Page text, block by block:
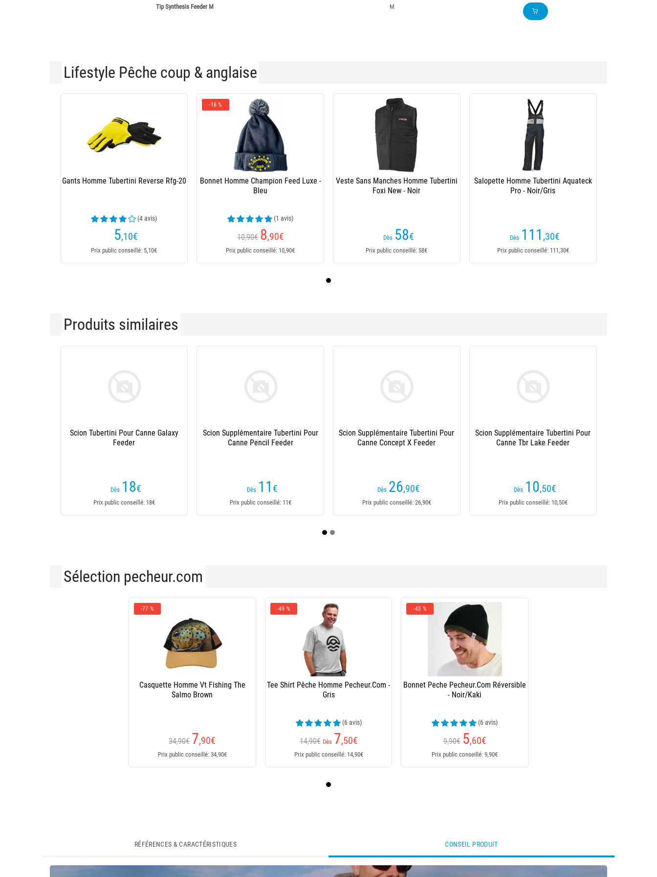
Tip Synthesis Feeder M M
Lifestyle Pêche coup & anglaise
Gants Homme Tubertini Reverse Rfg-20
(4 avis)
5,10€
Prix public conseillé: 5,10€
-18 %
Bonnet Homme Champion Feed Luxe -
Bleu
(1 avis)
10,90€ 8,90€
Prix public conseillé: 10,90€
Veste Sans Manches Homme Tubertini
Foxi New - Noir
Dès 58€
Prix public conseillé: 58€
Salopette Homme Tubertini Aquateck
Pro - Noir/Gris
Dès 111 ,30€
Prix public conseillé: 111,30€
Produits similaires
Scion Tubertini Excess Feeder
Dès 12,50
Prix public conseillé: 12,50€
Scion Tubertini R18 Feeder
Dès 30 €
Prix public conseillé: 30€
Scion Tubertini Pour Canne Next
Generation Strong River
Dès 11€
Prix public conseillé: 11€
Scion Tubertini Pour Canne Reflex
Feeder / Trinity Feeder
17€
Prix public conseillé: 17€
Sélection pecheur.com
-77 %
Casquette Homme Vt Fishing The
Salmo Brown
34,90€ 7,90€
Prix public conseillé: 34,90€
-49 %
Tee Shirt Pêche Homme Pecheur.Com -
Gris
(6 avis)
14,90€ Dès 7,50€
Prix public conseillé: 14,90€
-43 %
Bonnet Peche Pecheur.Com Réversible
- Noir/Kaki
(6 avis)
9,90€ 5,60€
Prix public conseillé: 9,90€
RÉFÉRENCES & CARACTÉRISTIQUES CONSEIL PRODUIT